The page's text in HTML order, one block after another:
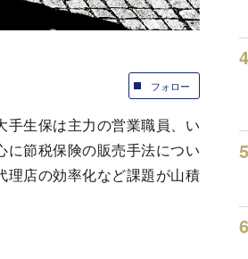
フォロー
生保は主力の営業職員、い
節税保険の販売手法につい
理店の効率化など課題が山積